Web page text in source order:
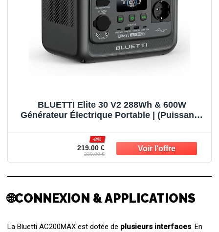
BLUETTI Elite 30 V2 288Wh & 600W
Générateur Électrique Portable | (Puissance
70 min, Solaire/CAC/Voiture, Pour Camping,
Pannes et Tempêtes.
219.00 €
-8%
239.00 €
🌐CONNEXION & APPLICATIONS
La Bluetti AC200MAX est dotée de plusieurs interfaces. En